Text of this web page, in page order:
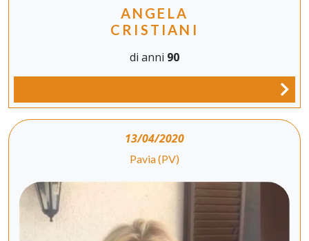
ANGELA
CRISTIANI
di anni 90
13/04/2020
Pavia (PV)